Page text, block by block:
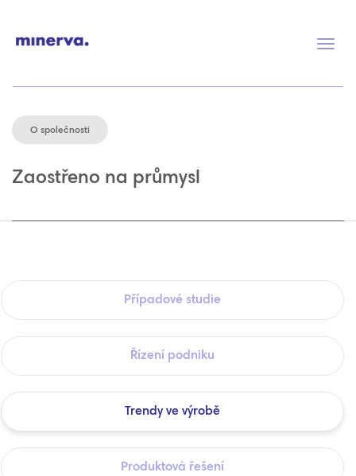
O společnosti
Zaostřeno na průmysl
Případové studie
Řízení podniku
Trendy ve výrobě
Produktová řešení